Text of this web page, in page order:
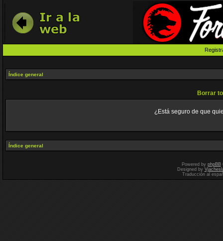
Índice general
Borrar
¿Está seguro de que
Índice general
Powered by phpBB
Designed by
Traducción al